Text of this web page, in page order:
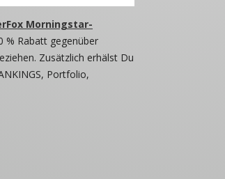
Morningstar-
% Rabatt gegenüber
Zusätzlich erhälst Du
Portfolio,